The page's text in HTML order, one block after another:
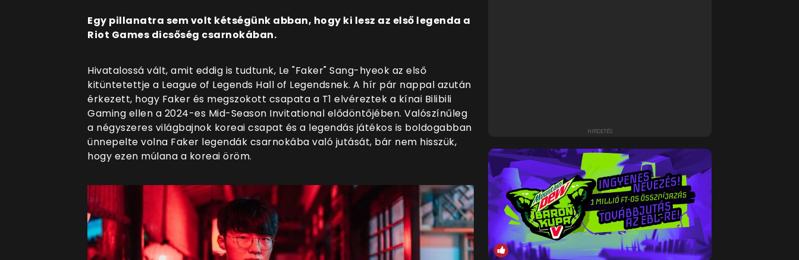
Egy pillanatra sem volt kétségünk abban, hogy ki lesz az első legenda a
Riot Games dicsőség csarnokában.
Hivatalossá vált, amit eddig is tudtunk, Le "Faker" Sang-hyeok az első
kitüntetettje a League of Legends Hall of Legendsnek. A hír pár nappal azután
érkezett, hogy Faker és megszokott csapata a T1 elvéreztek a kínai Bilibili
Gaming ellen a 2024-es Mid-Season Invitational elődöntőjében. Valószínűleg
a négyszeres világbajnok koreai csapat és a legendás játékos is boldogabban
ünnepelte volna Faker legendák csarnokába való jutását, bár nem hisszük,
hogy ezen múlana a koreai öröm.